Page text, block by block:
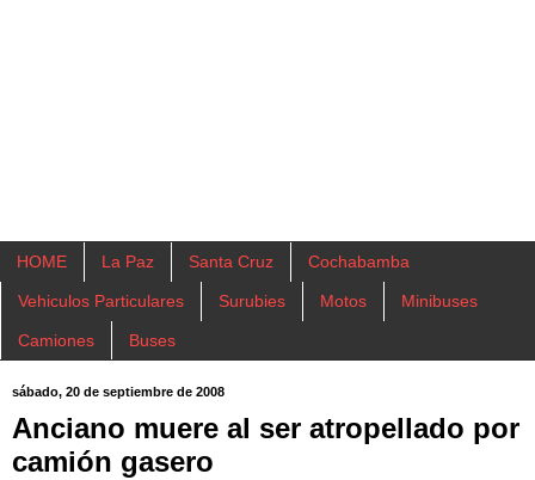
HOME La Paz Santa Cruz Cochabamba
Vehiculos Particulares Surubies Motos Minibuses
Camiones Buses
sábado, 20 de septiembre de 2008
Anciano muere al ser atropellado por
camión gasero